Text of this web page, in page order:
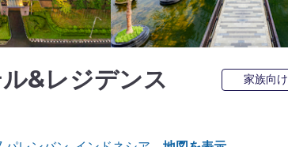
&レジデンス 4 つ星家族向け